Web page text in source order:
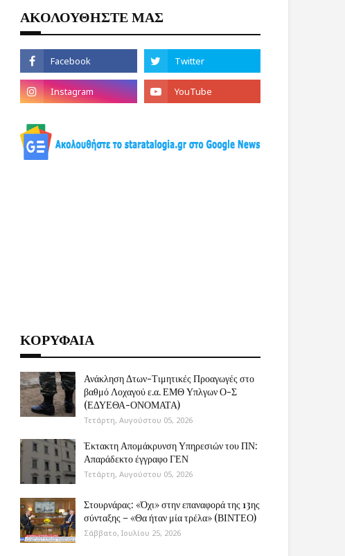
ΑΚΟΛΟΥΘΗΣΤΕ ΜΑΣ
ΚΟΡΥΦΑΙΑ
Ανάκληση Δτων-Τιμητικές Προαγωγές στο
βαθμό Λοχαγού ε.α. ΕΜΘ Υπλγων Ο-Σ
(ΕΔΥΕΘΑ-ΟΝΟΜΑΤΑ)
Τετάρτη, Αυγούστου 05, 2026
Έκτακτη Απομάκρυνση Υπηρεσιών του ΠΝ:
Απαράδεκτο έγγραφο ΓΕΝ
Τετάρτη, Αυγούστου 05, 2026
Στουρνάρας: «Όχι» στην επαναφορά της 13ης
σύνταξης – «Θα ήταν μία τρέλα» (ΒΙΝΤΕΟ)
Σάββατο, Ιουλίου 25, 2026